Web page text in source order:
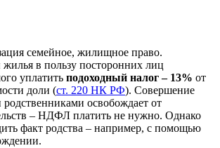
семейное, жилищное право.
в пользу посторонних лиц
уплатить подоходный налог – 13% от
доли (ст. 220 НК РФ). Совершение
освобождает от
– НДФЛ платить не нужно. Однако
факт родства – например, с помощью